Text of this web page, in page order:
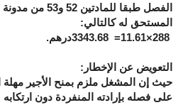
الفصل طبقا
المستحق له كالتالي:
288
×11.61=
3343.68درهم.
التعويض عن الإخطار:
حيث إن المشغل ملزم بمنح الأجير مهلة
على فصله بإرادته المنفردة دون